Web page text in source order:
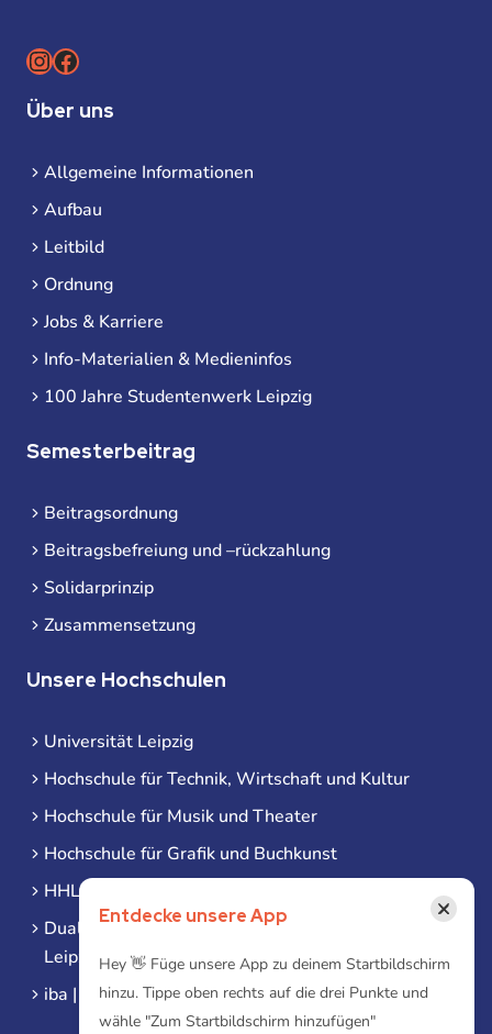
Instagram
Facebook
Über uns
Allgemeine Informationen
Aufbau
Leitbild
Ordnung
Jobs & Karriere
Info-Materialien & Medieninfos
100 Jahre Studentenwerk Leipzig
Semesterbeitrag
Beitragsordnung
Beitragsbefreiung und –rückzahlung
Solidarprinzip
Zusammensetzung
Unsere Hochschulen
Universität Leipzig
Hochschule für Technik, Wirtschaft und Kultur
Hochschule für Musik und Theater
Hochschule für Grafik und Buchkunst
HHL Leipzig
Duale Hochschule Sachsen (DHSN) am Standort
Leipzig
iba | Campus Leipzig
Entdecke unsere App ×
Hey 👋 Füge unsere App zu deinem Startbildschirm
hinzu. Tippe oben rechts auf die drei Punkte und
wähle "Zum Startbildschirm hinzufügen"